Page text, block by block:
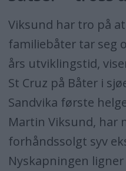
Viksund har tro på
familiebåter tar seg
års utviklingstid,
St Cruz på Båter i
Sandvika første
Martin Viksund, har
forhåndssolgt syv
Nyskapningen